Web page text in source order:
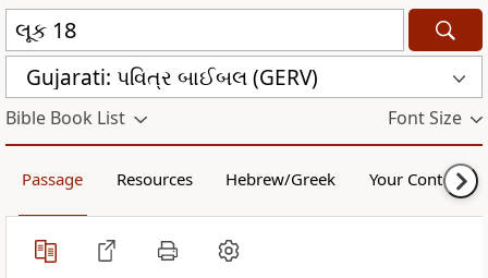
Gujarati: પવિત્ર બાઈબલ (GERV)
Bible Book List Font Size
Passage Resources Hebrew/Greek Your Content